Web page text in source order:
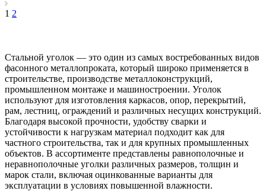
1 2
Стальной уголок — это один из самых востребованных видов
фасонного металлопроката, который широко применяется в
строительстве, производстве металлоконструкций,
промышленном монтаже и машиностроении. Уголок
используют для изготовления каркасов, опор, перекрытий,
рам, лестниц, ограждений и различных несущих конструкций.
Благодаря высокой прочности, удобству сварки и
устойчивости к нагрузкам материал подходит как для
частного строительства, так и для крупных промышленных
объектов. В ассортименте представлены равнополочные и
неравнополочные уголки различных размеров, толщин и
марок стали, включая оцинкованные варианты для
эксплуатации в условиях повышенной влажности.